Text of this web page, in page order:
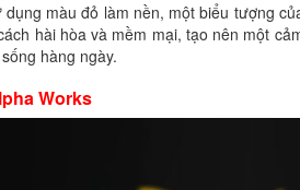
màu đỏ làm nền, một biểu tượng
hài hòa và mềm mại, tạo nên một
hàng ngày.
Works